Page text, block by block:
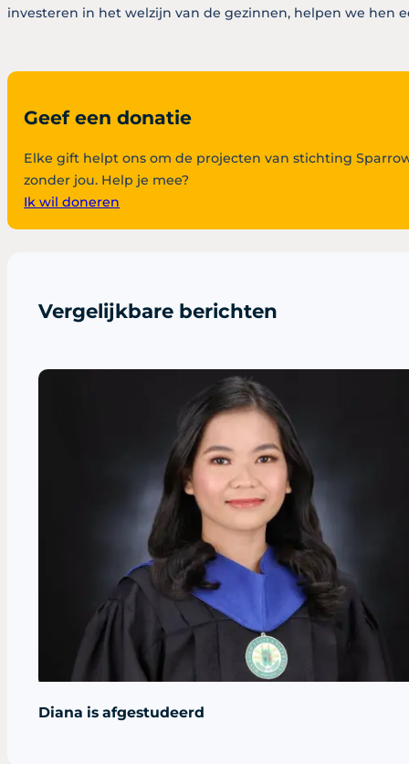
investeren in het welzijn van de gezinnen, helpen we hen
Geef een donatie
Elke gift helpt ons om de projecten van stichting
zonder jou. Help je mee?
Ik wil doneren
Vergelijkbare berichten
Diana is afgestudeerd